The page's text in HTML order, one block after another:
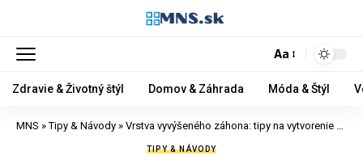
Aa
Zdravie & Životný štýl Domov & Záhrada Móda & Štýl
MNS »Tipy & Návody » Vrstva vyvýšeného záhona: tipy na vytvorenie dokonalého kuchynského záhrady
TIPY & NÁVODY